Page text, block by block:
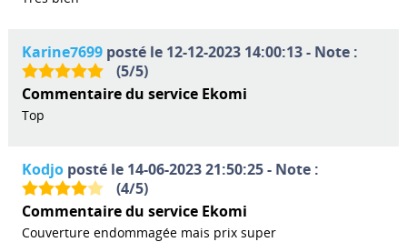
Karine7699posté le 12-12-2023 14:00:13 - Note :
(5/5)
Commentaire du service Ekomi
Top
Kodjoposté le 14-06-2023 21:50:25 - Note :
(4/5)
Commentaire du service Ekomi
Couverture endommagée mais prix super